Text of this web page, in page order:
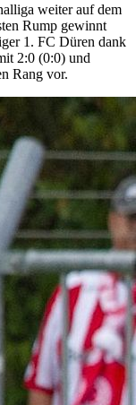
weiter auf dem
Rump gewinnt
1. FC Düren dank
2:0 (0:0) und
Rang vor.